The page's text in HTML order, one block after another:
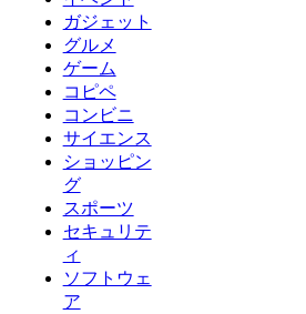
ガジェット
グルメ
ゲーム
コピペ
コンビニ
サイエンス
ショッピン
グ
スポーツ
セキュリテ
ィ
ソフトウェ
ア